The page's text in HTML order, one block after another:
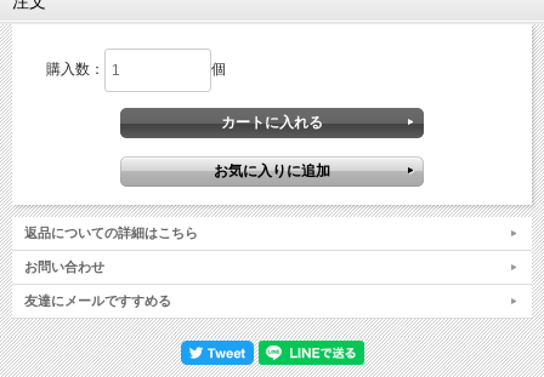
購入数： 個
返品についての詳細はこちら
お問い合わせ
友達にメールですすめる